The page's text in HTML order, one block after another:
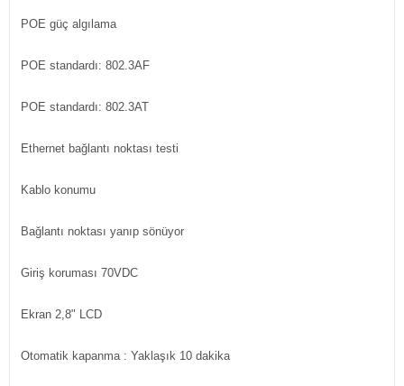
POE güç algılama
POE standardı: 802.3AF
POE standardı: 802.3AT
Ethernet bağlantı noktası testi
Kablo konumu
Bağlantı noktası yanıp sönüyor
Giriş koruması 70VDC
Ekran 2,8" LCD
Otomatik kapanma : Yaklaşık 10 dakika